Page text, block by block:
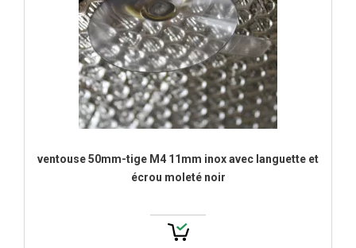
ventouse 50mm-tige M4 11mm inox avec languette et
écrou moleté noir